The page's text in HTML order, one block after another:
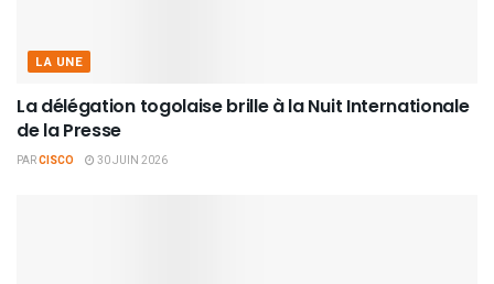
LA UNE
La délégation togolaise brille à la Nuit Internationale
de la Presse
PARCISCO 30 JUIN 2026